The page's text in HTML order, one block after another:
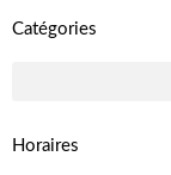
Catégories
Horaires